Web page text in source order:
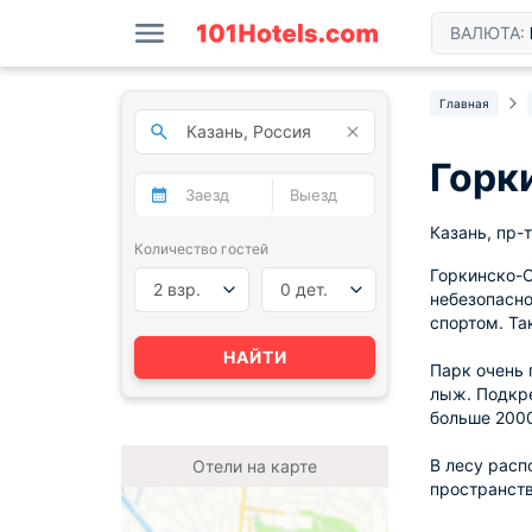
ВАЛЮТА:
Главная
Казань, пр-
Горкинско-
спортом.
Парк очень
лыж.
больше
В лесу
Количество гостей
2 взр. 0 дет.
НАЙТИ
Отели на карте